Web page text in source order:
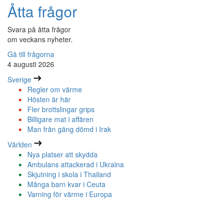
Åtta frågor
Svara på åtta frågor
om veckans nyheter.
Gå till frågorna
4 augusti 2026
Sverige
Regler om värme
Hösten är här
Fler brottslingar grips
Billigare mat i affären
Man från gäng dömd i Irak
Världen
Nya platser att skydda
Ambulans attackerad i Ukraina
Skjutning i skola i Thailand
Många barn kvar i Ceuta
Varning för värme i Europa